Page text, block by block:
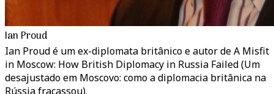
Ian Proud
Ian Proud é um ex-diplomata britânico e autor de A Misfit
in Moscow: How British Diplomacy in Russia Failed (Um
desajustado em Moscovo: como a diplomacia britânica na
Rússia fracassou).